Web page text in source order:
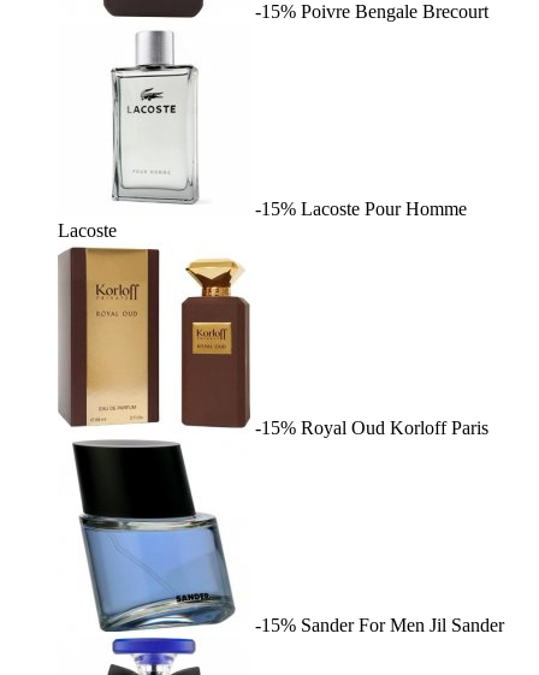
-15% Poivre Bengale Brecourt
-15% Lacoste Pour Homme
Lacoste
-15% Royal Oud Korloff Paris
-15% Sander For Men Jil Sander